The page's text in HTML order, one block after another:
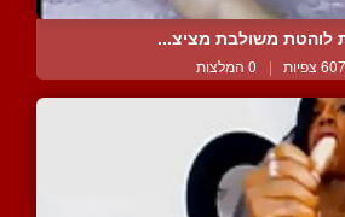
לוהטת משולבת מציצ...
צפיות | 0 המלצות